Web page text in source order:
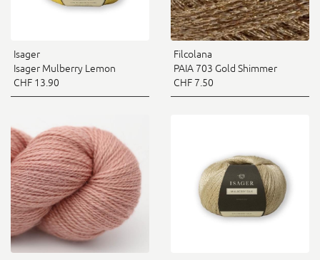
Isager
Isager Mulberry Lemon
CHF 13.90
Filcolana
PAIA 703 Gold Shimmer
CHF 7.50